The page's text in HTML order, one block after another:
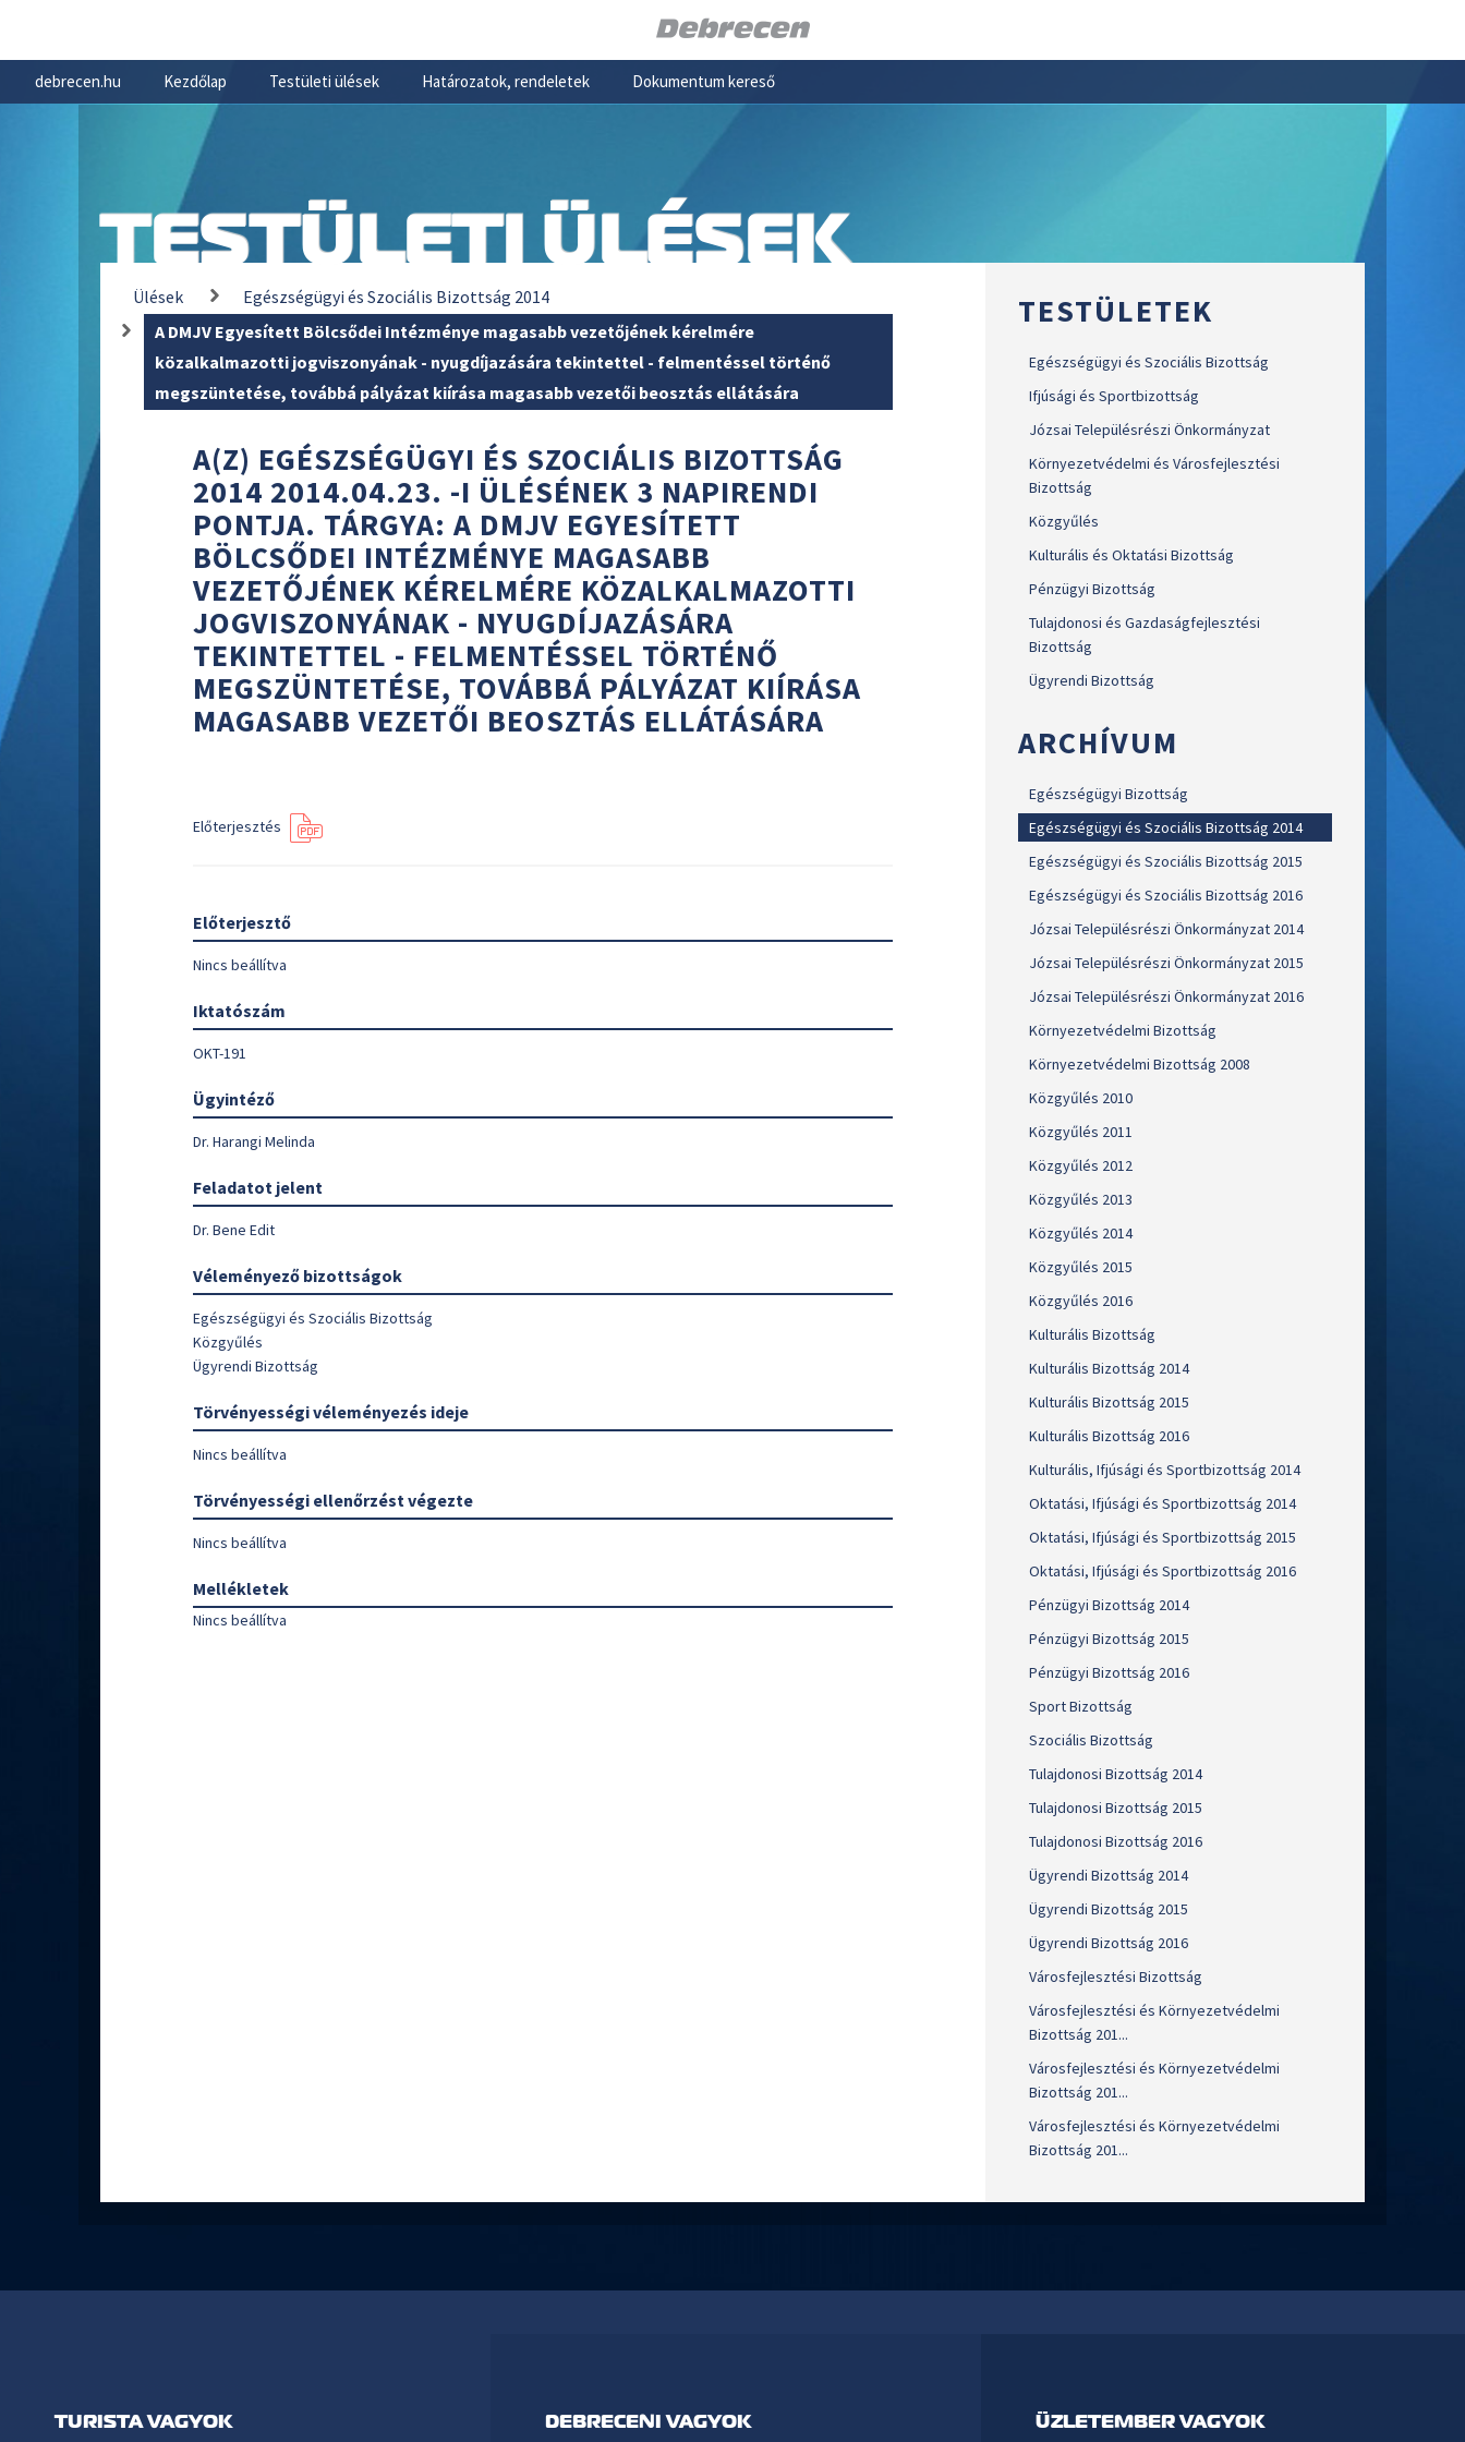
debrecen.hu Kezdőlap Testületi ülések Határozatok, rendeletek Dokumentum kereső
TESTÜLETI ÜLÉSEK
Ülések
Egészségügyi és Szociális Bizottság 2014
A DMJV Egyesített Bölcsődei Intézménye magasabb vezetőjének kérelmére
közalkalmazotti jogviszonyának - nyugdíjazására tekintettel - felmentéssel történő
megszüntetése, továbbá pályázat kiírása magasabb vezetői beosztás ellátására
A(Z) EGÉSZSÉGÜGYI ÉS SZOCIÁLIS BIZOTTSÁG
2014 2014.04.23. -I ÜLÉSÉNEK 3 NAPIRENDI
PONTJA. TÁRGYA: A DMJV EGYESÍTETT
BÖLCSŐDEI INTÉZMÉNYE MAGASABB
VEZETŐJÉNEK KÉRELMÉRE KÖZALKALMAZOTTI
JOGVISZONYÁNAK - NYUGDÍJAZÁSÁRA
TEKINTETTEL - FELMENTÉSSEL TÖRTÉNŐ
MEGSZÜNTETÉSE, TOVÁBBÁ PÁLYÁZAT KIÍRÁSA
MAGASABB VEZETŐI BEOSZTÁS ELLÁTÁSÁRA
Előterjesztés
Előterjesztő
Nincs beállítva
Iktatószám
OKT-191
Ügyintéző
Dr. Harangi Melinda
Feladatot jelent
Dr. Bene Edit
Véleményező bizottságok
Egészségügyi és Szociális Bizottság
Közgyűlés
Ügyrendi Bizottság
Törvényességi véleményezés ideje
Nincs beállítva
Törvényességi ellenőrzést végezte
Nincs beállítva
Mellékletek
Nincs beállítva
TESTÜLETEK
Egészségügyi és Szociális Bizottság
Ifjúsági és Sportbizottság
Józsai Településrészi Önkormányzat
Környezetvédelmi és Városfejlesztési
Bizottság
Közgyűlés
Kulturális és Oktatási Bizottság
Pénzügyi Bizottság
Tulajdonosi és Gazdaságfejlesztési
Bizottság
Ügyrendi Bizottság
ARCHÍVUM
Egészségügyi Bizottság
Egészségügyi és Szociális Bizottság 2014
Egészségügyi és Szociális Bizottság 2015
Egészségügyi és Szociális Bizottság 2016
Józsai Településrészi Önkormányzat 2014
Józsai Településrészi Önkormányzat 2015
Józsai Településrészi Önkormányzat 2016
Környezetvédelmi Bizottság
Környezetvédelmi Bizottság 2008
Közgyűlés 2010
Közgyűlés 2011
Közgyűlés 2012
Közgyűlés 2013
Közgyűlés 2014
Közgyűlés 2015
Közgyűlés 2016
Kulturális Bizottság
Kulturális Bizottság 2014
Kulturális Bizottság 2015
Kulturális Bizottság 2016
Kulturális, Ifjúsági és Sportbizottság 2014
Oktatási, Ifjúsági és Sportbizottság 2014
Oktatási, Ifjúsági és Sportbizottság 2015
Oktatási, Ifjúsági és Sportbizottság 2016
Pénzügyi Bizottság 2014
Pénzügyi Bizottság 2015
Pénzügyi Bizottság 2016
Sport Bizottság
Szociális Bizottság
Tulajdonosi Bizottság 2014
Tulajdonosi Bizottság 2015
Tulajdonosi Bizottság 2016
Ügyrendi Bizottság 2014
Ügyrendi Bizottság 2015
Ügyrendi Bizottság 2016
Városfejlesztési Bizottság
Városfejlesztési és Környezetvédelmi
Bizottság 201...
Városfejlesztési és Környezetvédelmi
Bizottság 201...
Városfejlesztési és Környezetvédelmi
Bizottság 201...
TURISTA VAGYOK DEBRECENI VAGYOK ÜZLETEMBER VAGYOK